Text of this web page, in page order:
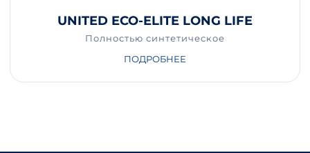
UNITED ECO-ELITE LONG LIFE
Полностью синтетическое
ПОДРОБНЕЕ